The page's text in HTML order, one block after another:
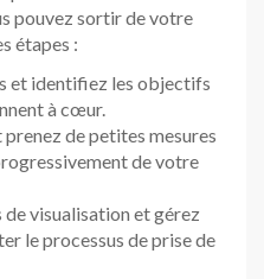
pouvez sortir de votre
étapes :
et identifiez les objectifs
à cœur.
de petites mesures
de votre
visualisation et gérez
le processus de prise de